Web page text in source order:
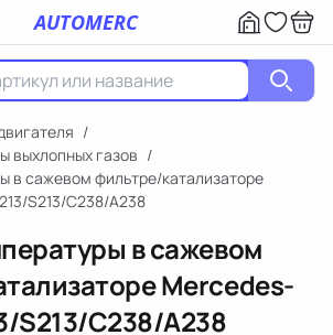
AUTOMERC
/
выхлопных газов /
в сажевом фильтре/катализаторе
S213/C238/A238
в сажевом
Mercedes-
S213/C238/A238